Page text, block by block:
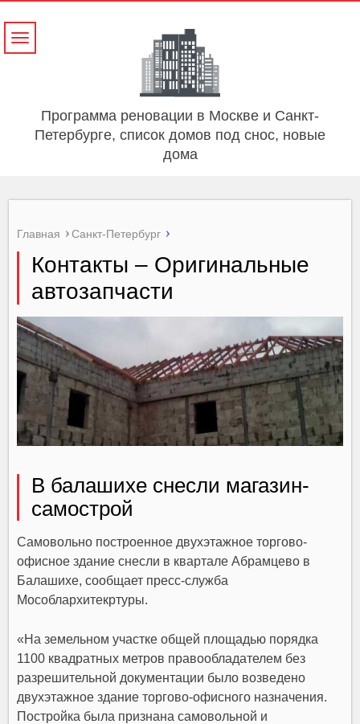
Программа реновации в Москве и Санкт-
Петербурге, список домов под снос, новые
дома
Навигация
Главная Санкт-Петербург
Контакты – Оригинальные
автозапчасти
В балашихе снесли магазин-
самострой
Самовольно построенное двухэтажное торгово-
офисное здание снесли в квартале Абрамцево в
Балашихе, сообщает пресс-служба
Мособлархитекртуры.
«На земельном участке общей площадью порядка
1100 квадратных метров правообладателем без
разрешительной документации было возведено
двухэтажное здание торгово-офисного назначения.
Постройка была признана самовольной и